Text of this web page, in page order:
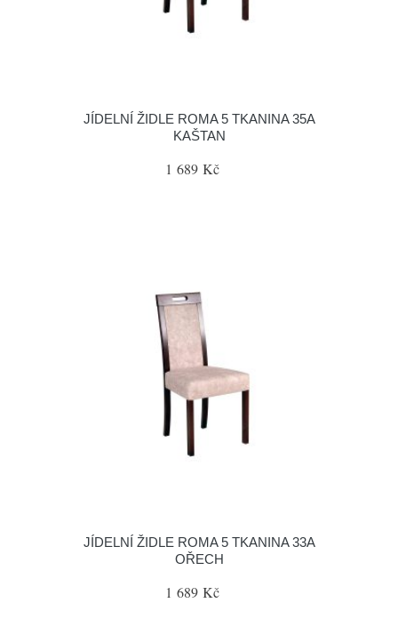
JÍDELNÍ ŽIDLE ROMA 5 TKANINA 35A
KAŠTAN
1 689 Kč
JÍDELNÍ ŽIDLE ROMA 5 TKANINA 33A
OŘECH
1 689 Kč